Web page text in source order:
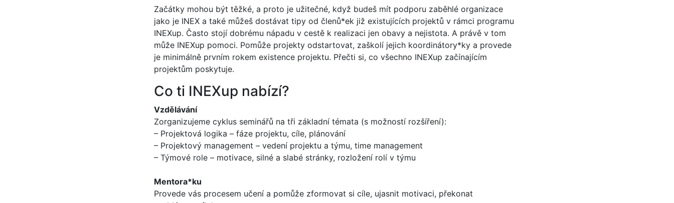
Začátky mohou být těžké, a proto je užitečné, když budeš mít podporu zaběhlé organizace
jako je INEX a také můžeš dostávat tipy od členů*ek již existujících projektů v rámci programu
INEXup. Často stojí dobrému nápadu v cestě k realizaci jen obavy a nejistota. A právě v tom
může INEXup pomoci. Pomůže projekty odstartovat, zaškolí jejich koordinátory*ky a provede
je minimálně prvním rokem existence projektu. Přečti si, co všechno INEXup začínajícím
projektům poskytuje.
Co ti INEXup nabízí?
Vzdělávání
Zorganizujeme cyklus seminářů na tři základní témata (s možností rozšíření):
– Projektová logika – fáze projektu, cíle, plánování
– Projektový management – vedení projektu a týmu, time management
– Týmové role – motivace, silné a slabé stránky, rozložení rolí v týmu
Mentora*ku
Provede vás procesem učení a pomůže zformovat si cíle, ujasnit motivaci, překonat